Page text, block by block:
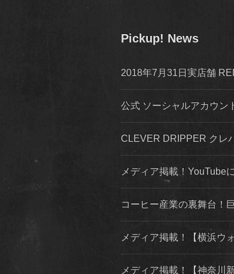
Pickup! News
2018年7月31日実店舗
公式 ソーシャルアカウン
CLEVER DRIPPER クレ
メディア掲載！YouTube
コーヒー産業の裏舞台
メディア掲載！【横浜ウ
メディア掲載！【神奈川